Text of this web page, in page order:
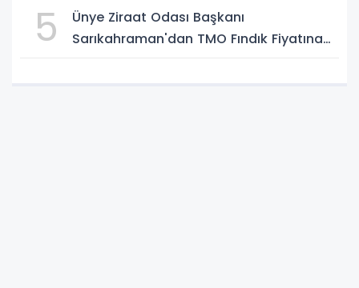
5
Ünye Ziraat Odası Başkanı
Sarıkahraman'dan TMO Fındık Fiyatına